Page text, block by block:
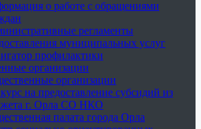
о работе с обращениями
регламенты
муниципальных услуг
профилактики
организации
организации
на предоставление субсидий из
г. Орла СО НКО
палата города Орла